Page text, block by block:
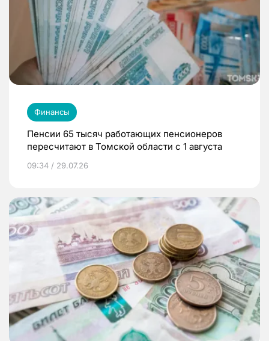
Финансы
Пенсии 65 тысяч работающих пенсионеров
пересчитают в Томской области с 1 августа
09:34 / 29.07.26